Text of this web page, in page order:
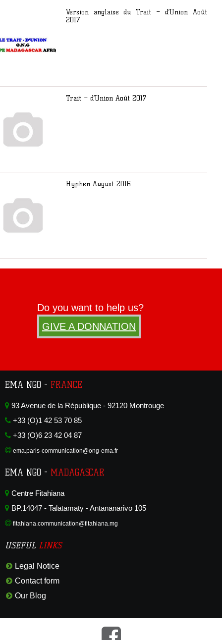
Version anglaise du Trait – d’Union Août
2017
Trait – d’Union Août 2017
Hyphen August 2016
Do you want to help us?
GIVE A DONNATION
EMA NGO - FRANCE
93 Avenue de la République - 92120 Montrouge
+33 (O)1 42 53 70 85
+33 (O)6 23 42 04 87
ema.paris-communication@ong-ema.fr
EMA NGO - MADAGASCAR
Centre Fitahiana
BP.14047 - Talatamaty - Antananarivo 105
fitahiana.communication@fitahiana.mg
USEFUL LINKS
Legal Notice
Contact form
Our Blog